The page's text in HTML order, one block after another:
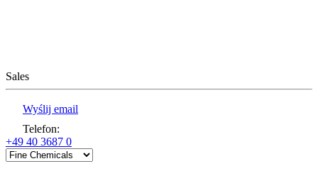
Sales
Wyślij email
Telefon:
+49 40 3687 0